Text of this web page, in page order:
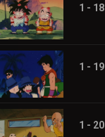
1 - 18
1 - 19
1 - 20